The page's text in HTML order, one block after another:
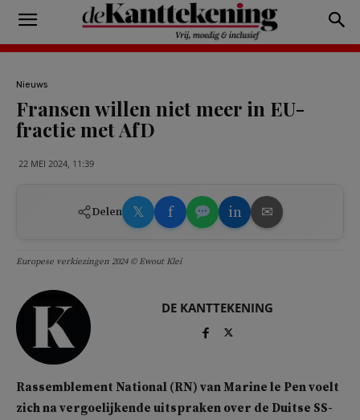
Nieuws
Fransen willen niet meer in EU-
fractie met AfD
22 MEI 2024, 11:39
Delen 𝕏 f in ✉
Europese verkiezingen 2024 © Ewout Klei
DE KANTTEKENING
Rassemblement National (RN) van Marine le Pen voelt
zich na vergoelijkende uitspraken over de Duitse SS-